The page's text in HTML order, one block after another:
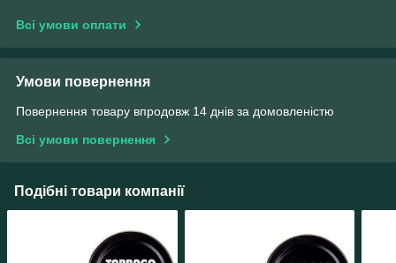
Всі умови оплати
Умови повернення
Повернення товару впродовж 14 днів за домовленістю
Всі умови повернення
Подібні товари компанії